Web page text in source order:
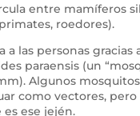
entre mamíferos
roedores).
a las personas
paraensis (un
Algunos
como vectores,
ese jején.